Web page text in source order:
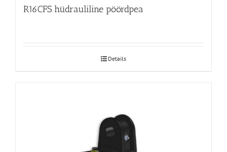
R16CFS hüdrauliline pöördpea
Details